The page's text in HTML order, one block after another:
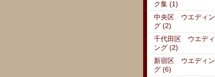
ク集 (1)
中央区 ウエディン
グ (2)
千代田区 ウエディ
ング (2)
新宿区 ウエディン
グ (6)